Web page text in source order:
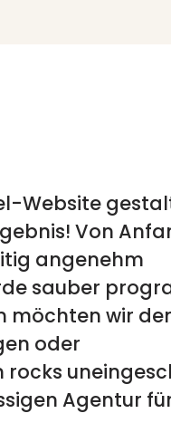
Website
Von
angenehm
sauber
möchten wir
oder
rocks
Agentur